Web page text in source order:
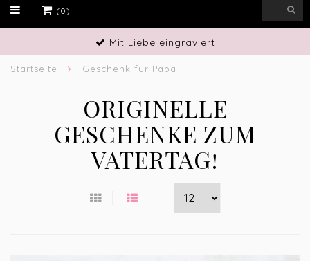
(0)
Handwerkliches Geschick
Startseite Geschenk für Papa
ORIGINELLE
GESCHENKE ZUM
VATERTAG!